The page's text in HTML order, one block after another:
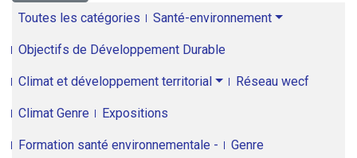
Toutes les catégories Santé-environnement
Objectifs de Développement Durable
Climat et développement territorial Réseau wecf
Climat Genre Expositions
Formation santé environnementale - Genre